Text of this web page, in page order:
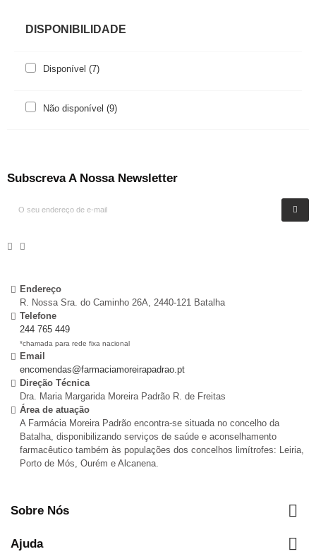
DISPONIBILIDADE
Disponível(7)
Não disponível(9)
Subscreva A Nossa Newsletter
Endereço
R. Nossa Sra. do Caminho 26A, 2440-121 Batalha
Telefone
244 765 449
*chamada para rede fixa nacional
Email
encomendas@farmaciamoreirapadrao.pt
Direção Técnica
Dra. Maria Margarida Moreira Padrão R. de Freitas
Área de atuação
A Farmácia Moreira Padrão encontra-se situada no concelho da
Batalha, disponibilizando serviços de saúde e aconselhamento
farmacêutico também às populações dos concelhos limítrofes: Leiria,
Porto de Mós, Ourém e Alcanena.
Sobre Nós 
Ajuda 